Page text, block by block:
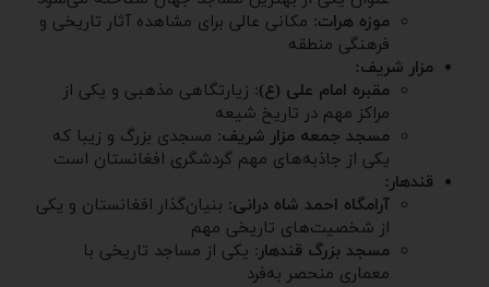
موزه هرات: مکانی عالی برای مشاهده آثار تاریخی و
فرهنگی منطقه
مزار شریف:
مقبره امام علی (ع): زیارتگاهی مذهبی و یکی از
مراکز مهم در تاریخ شیعه
مسجد جمعه مزار شریف: مسجدی بزرگ و زیبا که
یکی از جاذبه‌های مهم گردشگری افغانستان است
قندهار:
آرامگاه احمد شاه درانی: بنیان‌گذار افغانستان و یکی
از شخصیت‌های تاریخی مهم
مسجد بزرگ قندهار: یکی از مساجد تاریخی با
معماری منحصر به‌فرد